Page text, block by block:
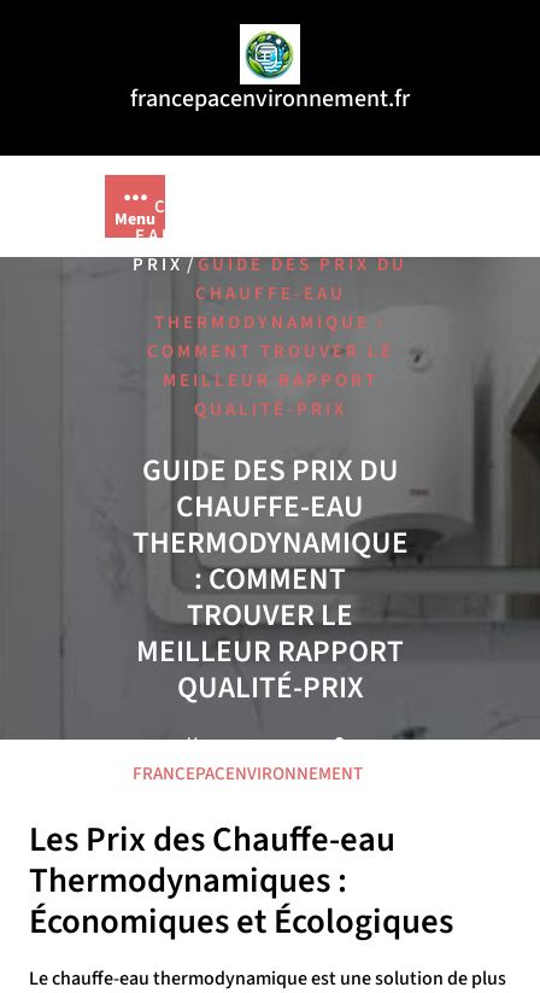
francepacenvironnement.fr
MenuCHAUFFAGE
EAU THERMODYNAMIQUE
PRIX/GUIDE DES PRIX DU
CHAUFFE-EAU
THERMODYNAMIQUE :
COMMENT TROUVER LE
MEILLEUR RAPPORT
QUALITÉ-PRIX
GUIDE DES PRIX DU
CHAUFFE-EAU
THERMODYNAMIQUE
: COMMENT
TROUVER LE
MEILLEUR RAPPORT
QUALITÉ-PRIX
02 MARS 2025
FRANCEPACENVIRONNEMENT
Les Prix des Chauffe-eau
Thermodynamiques :
Économiques et Écologiques
Le chauffe-eau thermodynamique est une solution de plus